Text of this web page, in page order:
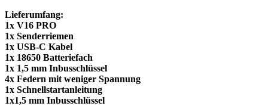
Lieferumfang:
1x V16 PRO
1x Senderriemen
1x USB-C Kabel
1x 18650 Batteriefach
1x 1,5 mm Inbusschlüssel
4x Federn mit weniger Spannung
1x Schnellstartanleitung
1x1,5 mm Inbusschlüssel